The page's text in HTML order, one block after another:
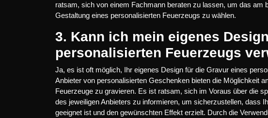
ratsam, sich von einem Fachmann beraten zu lassen, um das am
Gestaltung eines personalisierten Feuerzeugs zu wählen.
3. Kann ich mein eigenes
personalisierten Feuerzeugs
Ja, es ist oft möglich, Ihr eigenes Design für die Gravur eines
Anbieter von personalisierten Geschenken bieten die Möglichkeit
Feuerzeuge zu gravieren. Es ist ratsam, sich im Voraus über die
des jeweiligen Anbieters zu informieren, um sicherzustellen, dass
geeignet ist und den gewünschten Effekt erzielt. Durch die